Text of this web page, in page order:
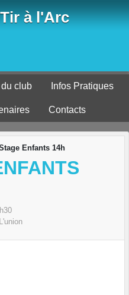
à l'Arc
club Infos Pratiques
Contacts
Enfants 14h
L'union